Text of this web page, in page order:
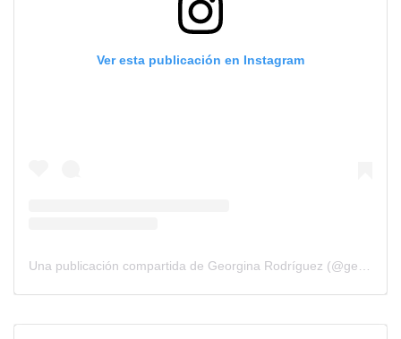
Ver esta publicación en Instagram
Una publicación compartida de Georgina Rodríguez (@georginagio)